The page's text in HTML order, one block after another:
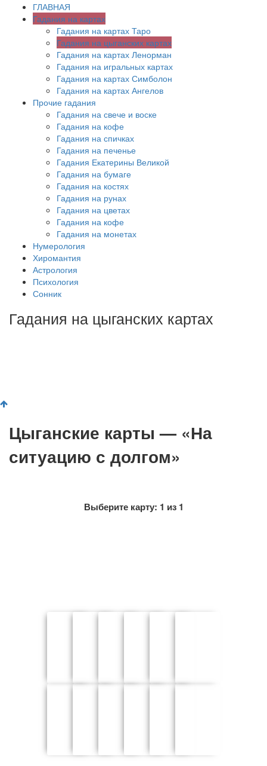
ГЛАВНАЯ
Гадания на картах
Гадания на картах Таро
Гадания на цыганских картах
Гадания на картах Ленорман
Гадания на игральных картах
Гадания на картах Симболон
Гадания на картах Ангелов
Прочие гадания
Гадания на свече и воске
Гадания на кофе
Гадания на спичках
Гадания на печенье
Гадания Екатерины Великой
Гадания на бумаге
Гадания на костях
Гадания на рунах
Гадания на цветах
Гадания на кофе
Гадания на монетах
Нумерология
Хиромантия
Астрология
Психология
Сонник
Гадания на цыганских картах
Цыганские карты — «На
ситуацию с долгом»
Выберите карту: 1 из 1